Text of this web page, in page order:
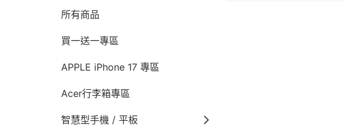
所有商品
買一送一專區
APPLE iPhone 17 專區
Acer行李箱專區
智慧型手機 / 平板